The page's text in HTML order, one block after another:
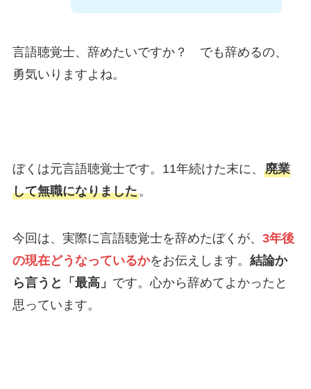
言語聴覚士、辞めたいですか？ でも辞めるの、
勇気いりますよね。
ぼくは元言語聴覚士です。11年続けた末に、 廃業
して無職になりました。
今回は、実際に言語聴覚士を辞めたぼくが、 3年後
の現在どうなっているかをお伝えします。 結論か
ら言うと「最高」 です。心から辞めてよかったと
思っています。